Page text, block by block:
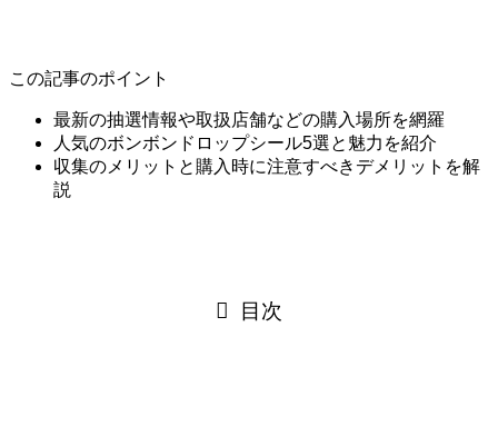
この記事のポイント
最新の抽選情報や取扱店舗などの購入場所を網羅
人気のボンボンドロップシール5選と魅力を紹介
収集のメリットと購入時に注意すべきデメリットを解
説
目次